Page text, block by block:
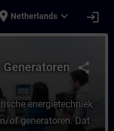
place Netherlands expand_more login
NT 3:
share
energietechniek
of generatoren. Dat